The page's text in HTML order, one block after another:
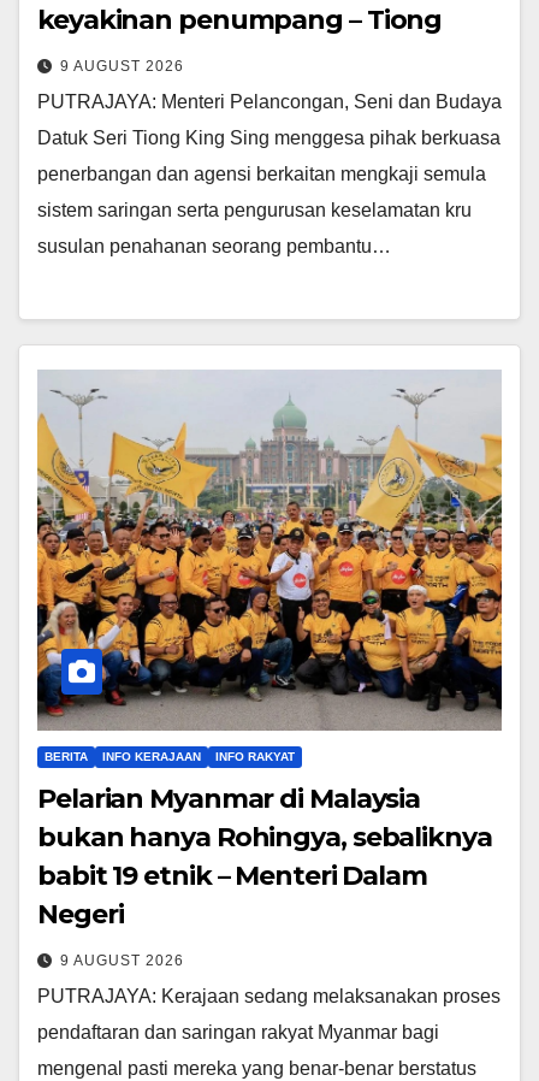
keyakinan penumpang – Tiong
9 AUGUST 2026
PUTRAJAYA: Menteri Pelancongan, Seni dan Budaya
Datuk Seri Tiong King Sing menggesa pihak berkuasa
penerbangan dan agensi berkaitan mengkaji semula
sistem saringan serta pengurusan keselamatan kru
susulan penahanan seorang pembantu…
BERITA INFO KERAJAAN INFO RAKYAT
Pelarian Myanmar di Malaysia
bukan hanya Rohingya, sebaliknya
babit 19 etnik – Menteri Dalam
Negeri
9 AUGUST 2026
PUTRAJAYA: Kerajaan sedang melaksanakan proses
pendaftaran dan saringan rakyat Myanmar bagi
mengenal pasti mereka yang benar-benar berstatus